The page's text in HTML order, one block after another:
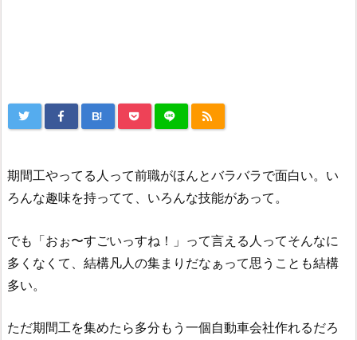
B!
期間工やってる人って前職がほんとバラバラで面白い。い
ろんな趣味を持ってて、いろんな技能があって。
でも「おぉ〜すごいっすね！」って言える人ってそんなに
多くなくて、結構凡人の集まりだなぁって思うことも結構
多い。
ただ期間工を集めたら多分もう一個自動車会社作れるだろ